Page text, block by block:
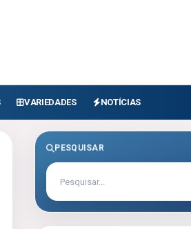
VARIEDADES NOTÍCIAS
PESQUISAR